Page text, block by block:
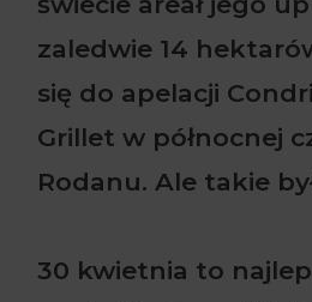
zaledwie 14
się do apelacji
Grillet w północnej
Rodanu. Ale takie
30 kwietnia to